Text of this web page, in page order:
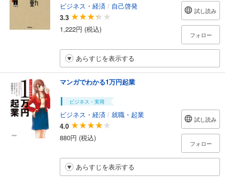
ビジネス・経済 / 自己啓発
3.3
1,222円 (税込)
試し読み
フォロー
あらすじを表示する
マンガでわかる1万円起業
ビジネス・実用
ビジネス・経済 / 就職・起業
4.0
880円 (税込)
試し読み
フォロー
あらすじを表示する